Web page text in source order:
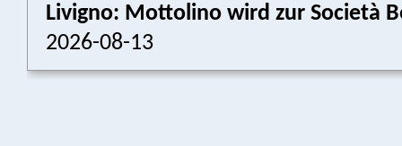
Livigno: Mottolino wird zur Società
2026-08-13